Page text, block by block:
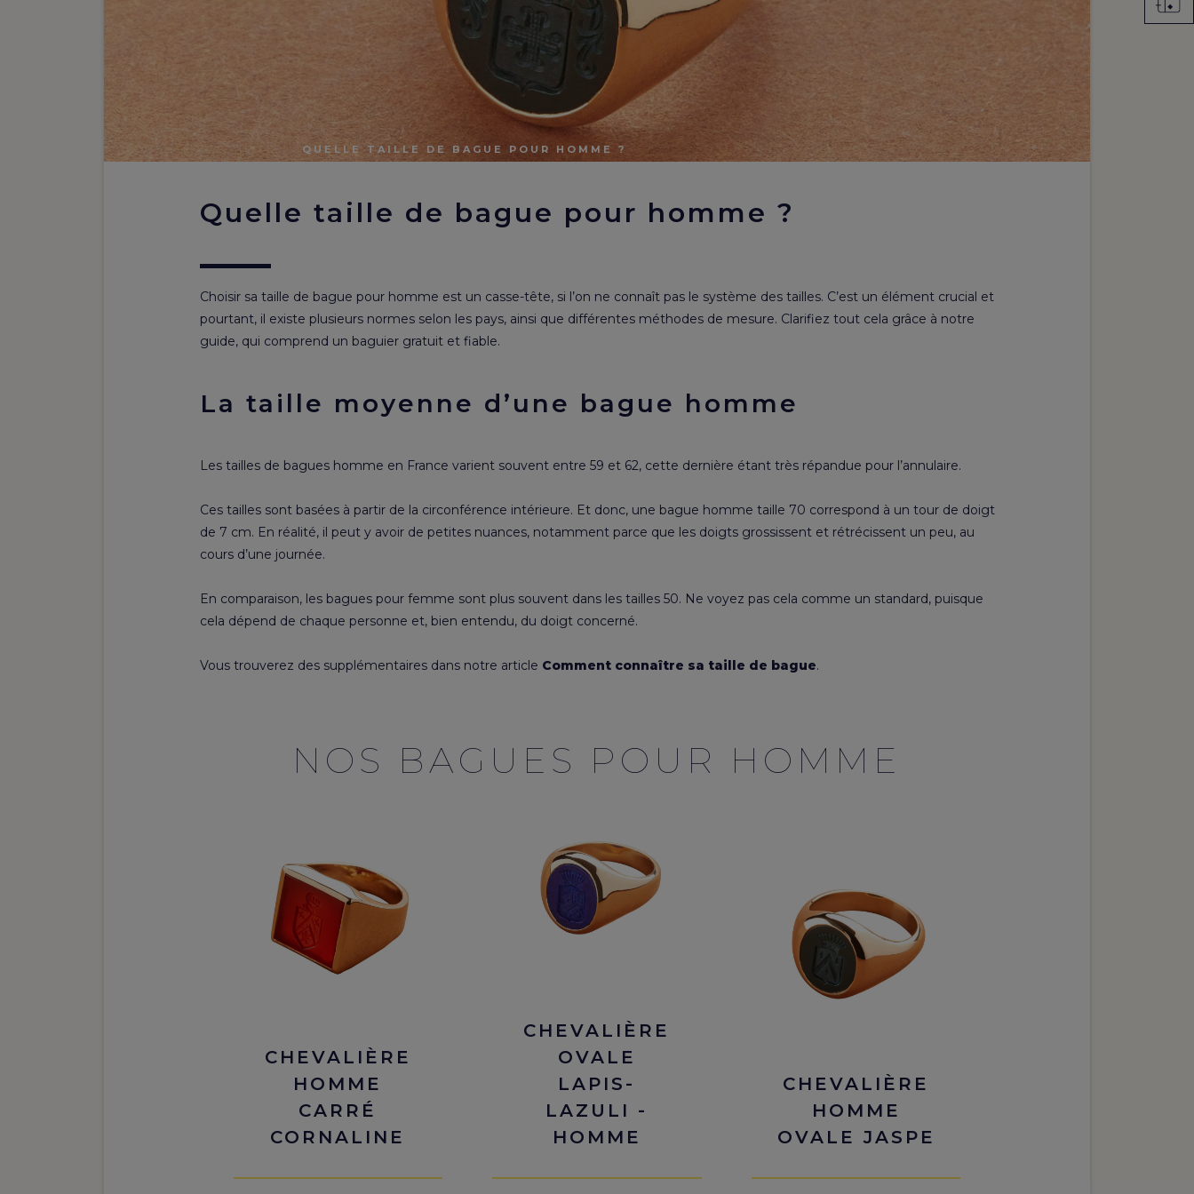
ACCUEIL>ACTUALITÉS QUELLE TAILLE DE BAGUE POUR HOMME ?
Quelle taille de bague pour homme ?
Choisir sa taille de bague pour homme est un casse-tête, si l’on ne connaît pas le système des tailles. C’est un élément crucial et
pourtant, il existe plusieurs normes selon les pays, ainsi que différentes méthodes de mesure. Clarifiez tout cela grâce à notre
guide, qui comprend un baguier gratuit et fiable.
La taille moyenne d’une bague homme
Les tailles de bagues homme en France varient souvent entre 59 et 62, cette dernière étant très répandue pour l’annulaire.
Ces tailles sont basées à partir de la circonférence intérieure. Et donc, une bague homme taille 70 correspond à un tour de doigt
de 7 cm. En réalité, il peut y avoir de petites nuances, notamment parce que les doigts grossissent et rétrécissent un peu, au
cours d’une journée.
En comparaison, les bagues pour femme sont plus souvent dans les tailles 50. Ne voyez pas cela comme un standard, puisque
cela dépend de chaque personne et, bien entendu, du doigt concerné.
Vous trouverez des supplémentaires dans notre article Comment connaître sa taille de bague.
NOS BAGUES POUR HOMME
CHEVALIÈRE
HOMME
CARRÉ
CORNALINE
CHEVALIÈRE
OVALE
LAPIS-
LAZULI -
HOMME
CHEVALIÈRE
HOMME
OVALE JASPE